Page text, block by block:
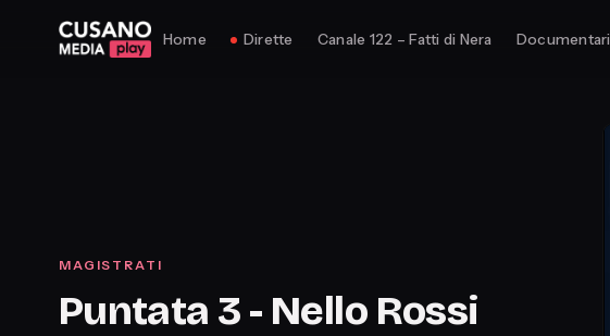
Home Dirette Canale 122 – Fatti di Nera Documentari
MAGISTRATI
Puntata 3 - Nello Rossi